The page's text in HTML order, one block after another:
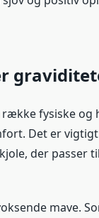
fysiske og
Det er
der passer
mave.